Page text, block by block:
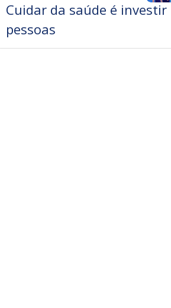
Cuidar da saúde é investir
pessoas